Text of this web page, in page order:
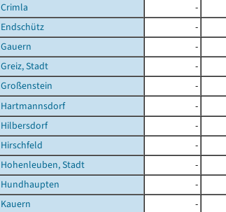
Crimla
-
Endschütz
-
Gauern
-
Greiz, Stadt
-
Großenstein
-
Hartmannsdorf
-
Hilbersdorf
-
Hirschfeld
-
Hohenleuben, Stadt
-
Hundhaupten
-
Kauern
-